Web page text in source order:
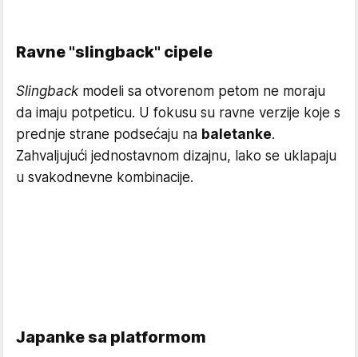
Ravne "slingback" cipele
Slingbackmodeli sa otvorenom petom ne moraju
da imaju potpeticu. U fokusu su ravne verzije koje s
prednje strane podsećaju na baletanke.
Zahvaljujući jednostavnom dizajnu, lako se uklapaju
u svakodnevne kombinacije.
Japanke sa platformom